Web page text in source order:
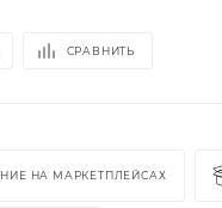
СРАВНИТЬ
НА МАРКЕТПЛЕЙСАХ